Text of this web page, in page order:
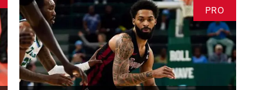
PRO